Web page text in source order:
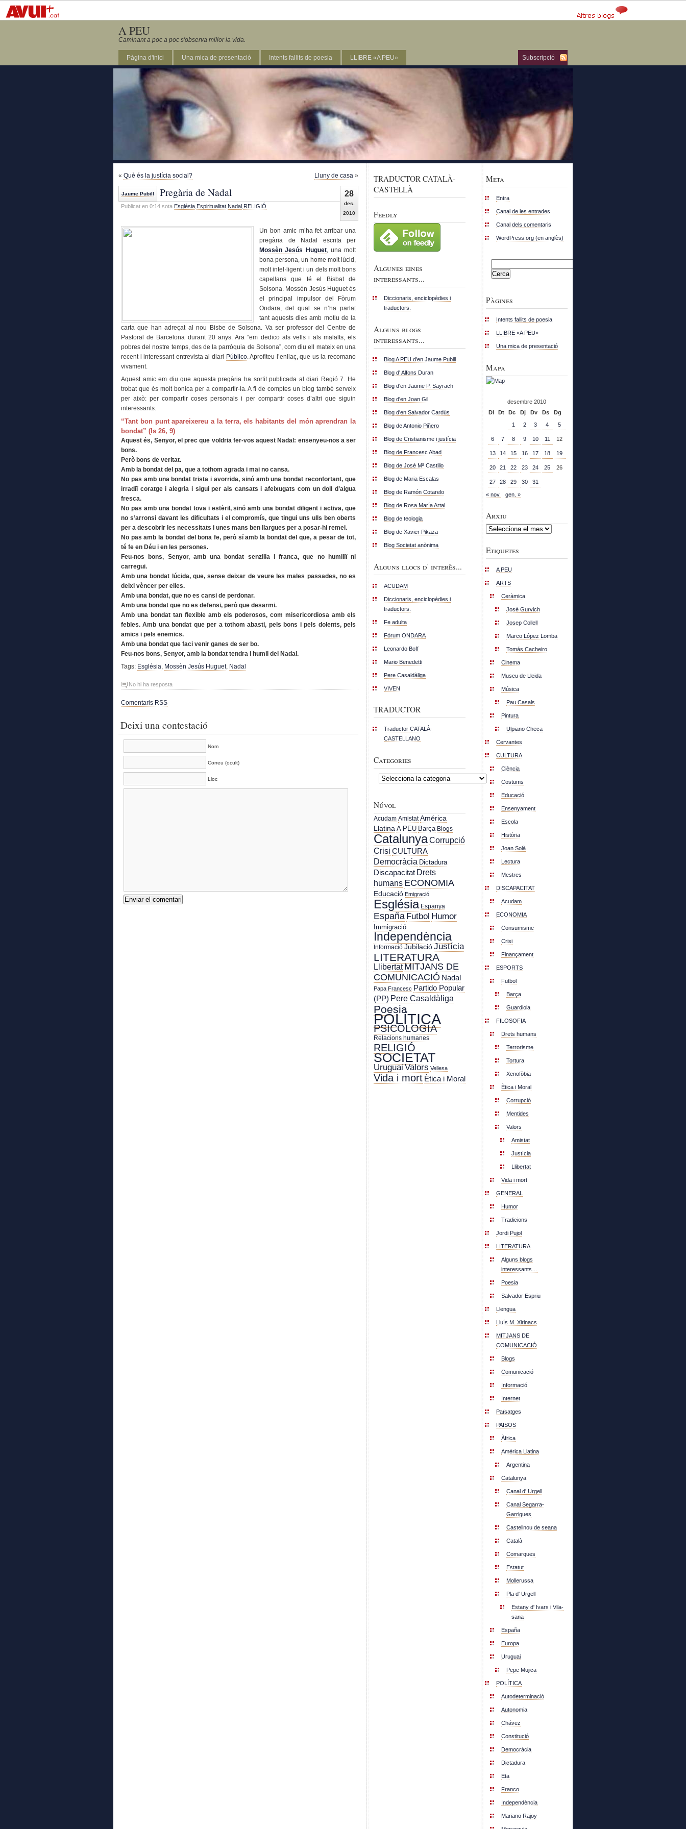
A PEU
Caminant a poc a poc s'observa millor la vida.
Subscripció
Pàgina d'inici Una mica de presentació Intents fallits de poesia LLIBRE «A PEU»
« Què és la justícia social? Lluny de casa »
28
des.
2010
Jaume Pubill Pregària de Nadal
Publicat en 0:14 sota Església Espiritualitat Nadal RELIGIÓ
Un bon amic m’ha fet arribar una
pregària de Nadal escrita per
Mossèn Jesús Huguet, una molt
bona persona, un home molt lúcid,
molt intel·ligent i un dels molt bons
capellans que té el Bisbat de
Solsona. Mossèn Jesús Huguet és
el principal impulsor del Fòrum
Ondara, del qual se n’ha parlat
tant aquests dies amb motiu de la
carta que han adreçat al nou Bisbe de Solsona. Va ser professor del Centre de
Pastoral de Barcelona durant 20 anys. Ara “em dedico als vells i als malalts, els
pobres del nostre temps, des de la parròquia de Solsona”, com diu ell mateix en una
recent i interessant entrevista al diari Público. Aprofiteu l’enllaç, que us la recomano
vivament.
Aquest amic em diu que aquesta pregària ha sortit publicada al diari Regió 7. He
trobat que és molt bonica per a compartir-la. A fi de comptes un blog també serveix
per això: per compartir coses personals i per compartir coses d’altri que siguin
interessants.
“Tant bon punt apareixereu a la terra, els habitants del món aprendran la
bondat” (Is 26, 9)
Aquest és, Senyor, el prec que voldria fer-vos aquest Nadal: ensenyeu-nos a ser
bons.
Però bons de veritat.
Amb la bondat del pa, que a tothom agrada i mai no cansa.
No pas amb una bondat trista i avorrida, sinó amb una bondat reconfortant, que
irradiï coratge i alegria i sigui per als cansats i afeixugats com un doll d’aigua
fresca.
No pas amb una bondat tova i estèril, sinó amb una bondat diligent i activa, que
no s’arronsi davant les dificultats i el compromís, que tingui uns ulls ben oberts
per a descobrir les necessitats i unes mans ben llargues per a posar-hi remei.
No pas amb la bondat del bona fe, però sí amb la bondat del que, a pesar de tot,
té fe en Déu i en les persones.
Feu-nos bons, Senyor, amb una bondat senzilla i franca, que no humiliï ni
carregui.
Amb una bondat lúcida, que, sense deixar de veure les males passades, no es
deixi vèncer per elles.
Amb una bondat, que no es cansi de perdonar.
Amb una bondat que no es defensi, però que desarmi.
Amb una bondat tan flexible amb els poderosos, com misericordiosa amb els
febles. Amb una bondat que per a tothom abasti, pels bons i pels dolents, pels
amics i pels enemics.
Amb una bondat que faci venir ganes de ser bo.
Feu-nos bons, Senyor, amb la bondat tendra i humil del Nadal.
Tags: Església, Mossèn Jesús Huguet, Nadal
No hi ha resposta
Comentaris RSS
Deixi una contestació
Nom
Correu (ocult)
Lloc
TRADUCTOR CATALÀ-
CASTELLÀ
Feedly
Algunes eines
interessants...
Diccionaris, enciclopèdies i
traductors.
Alguns blogs
interessants...
Blog A PEU d'en Jaume Pubill
Blog d' Alfons Duran
Blog d'en Jaume P. Sayrach
Blog d'en Joan Gil
Blog d'en Salvador Cardús
Blog de Antonio Piñero
Blog de Cristianisme i justícia
Blog de Francesc Abad
Blog de José Mª Castillo
Blog de Maria Escalas
Blog de Ramón Cotarelo
Blog de Rosa María Artal
Blog de teologia
Blog de Xavier Pikaza
Blog Societat anònima
Alguns llocs d' interès...
ACUDAM
Diccionaris, enciclopèdies i
traductors.
Fe adulta
Fòrum ONDARA
Leonardo Boff
Mario Benedetti
Pere Casaldàliga
VIVEN
TRADUCTOR
Traductor CATALÀ-
CASTELLANO
Categories
Categories
Núvol
Acudam Amistat América
Llatina A PEU Barça Blogs
CatalunyaCorrupció
Crisi CULTURA
Democràcia Dictadura
Discapacitat Drets
humans ECONOMIA
Educació Emigració
Església Espanya
España Futbol Humor
Immigració
Independència
Informació JubilacióJustícia
LITERATURA
LlibertatMITJANS DE
COMUNICACIÓ Nadal
Papa Francesc Partido Popular
(PP) Pere Casaldàliga
Poesia
POLÍTICA
PSICOLOGIA
Relacions humanes
RELIGIÓ
SOCIETAT
Uruguai Valors Vellesa
Vida i mort Ètica i Moral
Meta
Entra
Canal de les entrades
Canal dels comentaris
WordPress.org (en anglès)
Pàgines
Intents fallits de poesia
LLIBRE «A PEU»
Una mica de presentació
Mapa
desembre 2010
Dl
Dt Dc Dj Dv Ds
Dg
1
2 3 4 5
6 7 8 9 10 11 12
13 14 15 16 17 18 19
20 21 22 23 24 25 26
27 28 29 30 31
« nov. gen. »
Arxiu
Arxiu
Etiquetes
A PEU
ARTS
Ceràmica
José Gurvich
Josep Collell
Marco López Lomba
Tomás Cacheiro
Cinema
Museu de Lleida
Música
Pau Casals
Pintura
Ulpiano Checa
Cervantes
CULTURA
Ciència
Costums
Educació
Ensenyament
Escola
Història
Joan Solà
Lectura
Mestres
DISCAPACITAT
Acudam
ECONOMIA
Consumisme
Crisi
Finançament
ESPORTS
Futbol
Barça
Guardiola
FILOSOFIA
Drets humans
Terrorisme
Tortura
Xenofòbia
Ètica i Moral
Corrupció
Mentides
Valors
Amistat
Justícia
Llibertat
Vida i mort
GENERAL
Humor
Tradicions
Jordi Pujol
LITERATURA
Alguns blogs
interessants…
Poesia
Salvador Espriu
Llengua
Lluís M. Xirinacs
MITJANS DE
COMUNICACIÓ
Blogs
Comunicació
Informació
Internet
Païsatges
PAÏSOS
Àfrica
Amèrica Llatina
Argentina
Catalunya
Canal d' Urgell
Canal Segarra-
Garrigues
Castellnou de seana
Català
Comarques
Estatut
Mollerussa
Pla d' Urgell
Estany d' Ivars i Vila-
sana
España
Europa
Uruguai
Pepe Mujica
POLÍTICA
Autodeterminació
Autonomia
Chávez
Constitució
Democràcia
Dictadura
Eta
Franco
Independència
Mariano Rajoy